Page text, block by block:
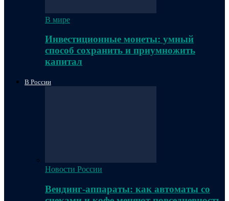
В мире
Инвестиционные монеты: умный
способ сохранить и приумножить
капитал
В России
Новости России
Вендинг-аппараты: как автоматы со